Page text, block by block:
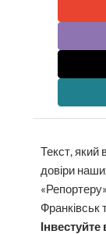
Текст, який
довіри
Франківськ